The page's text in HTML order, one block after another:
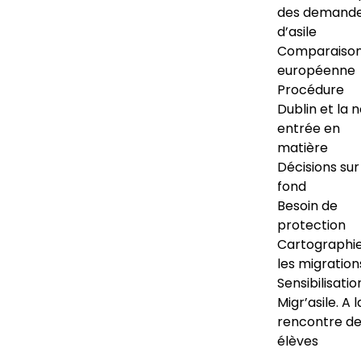
des
d’asile
européenne
Procédure
Dublin et la
entrée en
matière
Décisions
fond
Besoin de
protection
les
Migr’asile. A
rencontre
élèves